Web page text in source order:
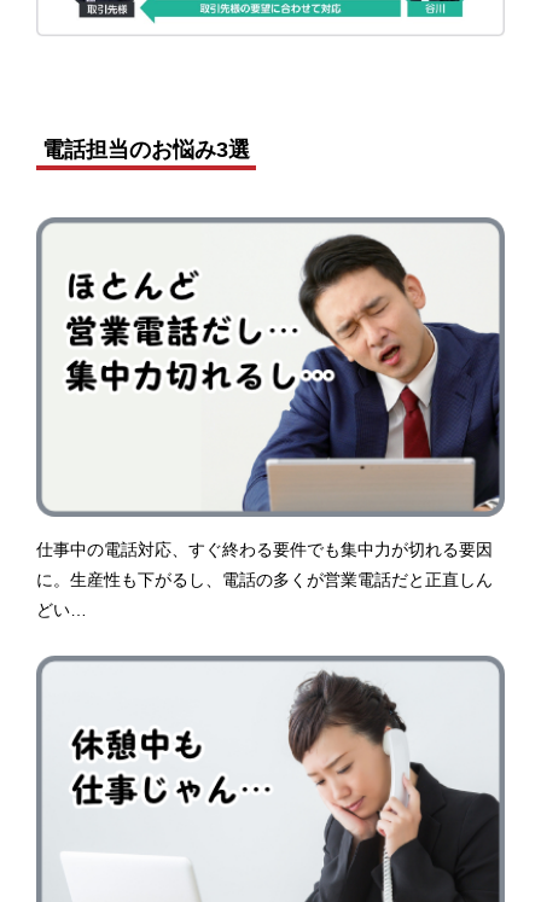
電話担当のお悩み3選
仕事中の電話対応、すぐ終わる要件でも集中力が切れる要因
に。生産性も下がるし、電話の多くが営業電話だと正直しん
どい…